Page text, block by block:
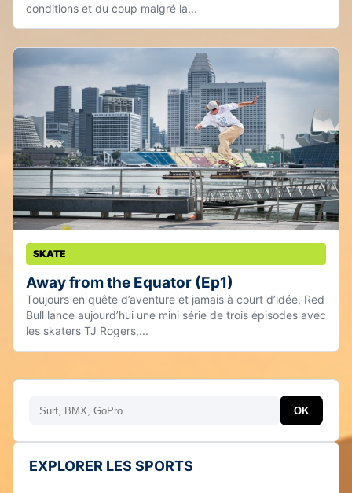
conditions et du coup malgré la...
SKATE
Away from the Equator (Ep1)
Toujours en quête d’aventure et jamais à court d’idée, Red
Bull lance aujourd’hui une mini série de trois épisodes avec
les skaters TJ Rogers,...
Rechercher OK
EXPLORER LES SPORTS